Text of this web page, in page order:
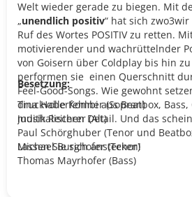
Welt wieder gerade zu biegen. Mit
„unendlich positiv“ hat sich
Ruf des Wortes POSITIV zu retten.
motivierender und wachrüttelnder
von Goisern über Coldplay bis hin
performen sie einen Querschnitt
Feel-Good-Songs. Wie gewohnt
druckvolle Kombi aus Beatbox,
musikalischen Detail. Und das
Lassen Sie sich anstecken!
Besetzung:
Tina Haberfehlner (Sopran)
Judith Reiterer (Alt)
Paul Schörghuber (Tenor und
Michael Burghofer (Tenor)
Thomas Mayrhofer (Bass)